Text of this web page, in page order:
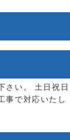
さい。 土日祝日
事で対応いたし